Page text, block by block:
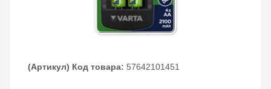
(Артикул) Код товара: 57642101451